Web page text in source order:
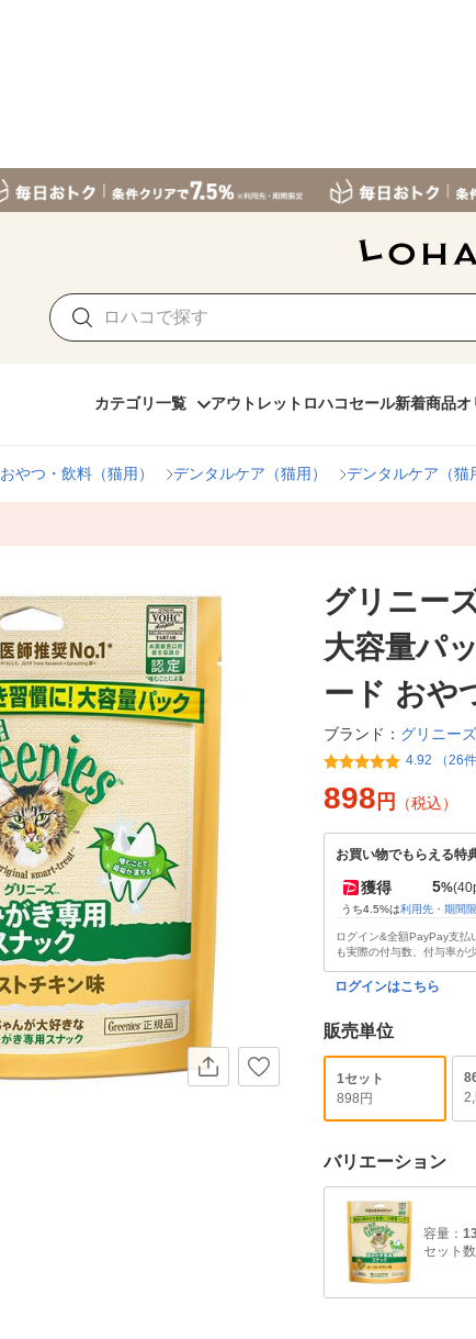
カテゴリ一覧 アウトレット ロハコセール新着商品オ
おやつ・飲料（猫用） デンタルケア（猫用） デンタルケア（猫
グリニー
大容量パ
ード おや
ブランド： グリニーズ
4.92 （26
898 円 （税込）
お買い物でもらえる特
獲得 5%
うち4.5%は利用先・期間
ログイン&全額PayPay支払
も実際の付与数、付与率が
ログインはこちら
販売単位
1セット
898円
バリエーション
容量：
セット数